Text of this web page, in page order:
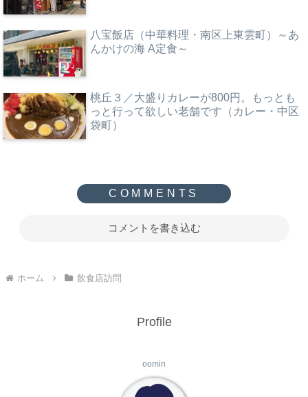
八宝飯店（中華料理・南区上東雲町）～あ
んかけの海 A定食～
桃丘３／大盛りカレーが800円。もっとも
っと行って欲しい老舗です（カレー・中区
袋町）
コメントを書き込む
ホーム 飲食店訪問
Profile
oomin